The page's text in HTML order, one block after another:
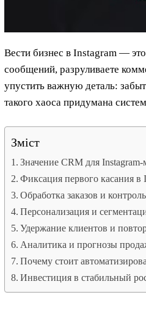
Вести бизнес в Instagram —
сообщений, разруливаете
упустить важную деталь:
такого хаоса придумана
Зміст
Значение CRM для Instagram-
Фиксация первого касания в
Обработка заказов и
Персонализация и
Удержание клиентов и
Аналитика и прогнозы
Почему стоит
Инвестиция в стабильный